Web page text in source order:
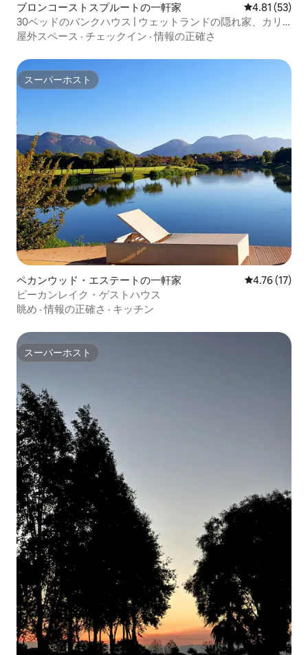
ブロンコーストスプルートの一軒家 レビュー53
4.81 (53)
30ベッドのバンクハウス | ウェットランドの隠れ家、カリ
ナン
屋外スペース · チェックイン ·情報の正確さ
スーパーホスト
スーパーホスト
ペカンウッド・エステートの一軒家 レビュー17
4.76 (17)
ピーカンレイク・ゲストハウス
眺め ·情報の正確さ · キッチン
スーパーホスト
スーパーホスト